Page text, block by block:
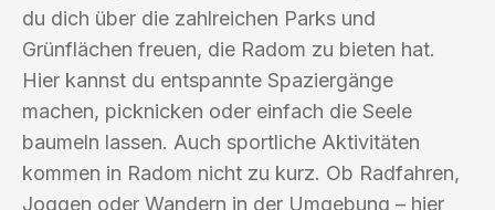
du dich über die zahlreichen Parks und
Grünflächen freuen, die Radom zu bieten hat.
Hier kannst du entspannte Spaziergänge
machen, picknicken oder einfach die Seele
baumeln lassen. Auch sportliche Aktivitäten
kommen in Radom nicht zu kurz. Ob Radfahren,
Joggen oder Wandern in der Umgebung – hier